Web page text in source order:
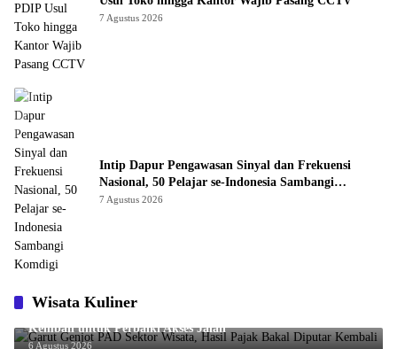
7 Agustus 2026
Intip Dapur Pengawasan Sinyal dan Frekuensi
Nasional, 50 Pelajar se-Indonesia Sambangi
Komdigi
7 Agustus 2026
Wisata Kuliner
Garut Genjot PAD Sektor Wisata, Hasil Pajak Bakal Diputar
Kembali untuk Perbaiki Akses Jalan
6 Agustus 2026